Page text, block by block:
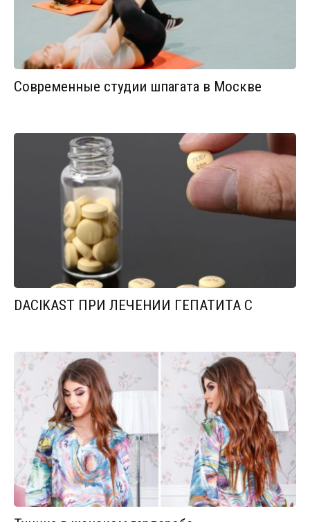
Современные студии шпагата в Москве
DACIKAST ПРИ ЛЕЧЕНИИ ГЕПАТИТА С